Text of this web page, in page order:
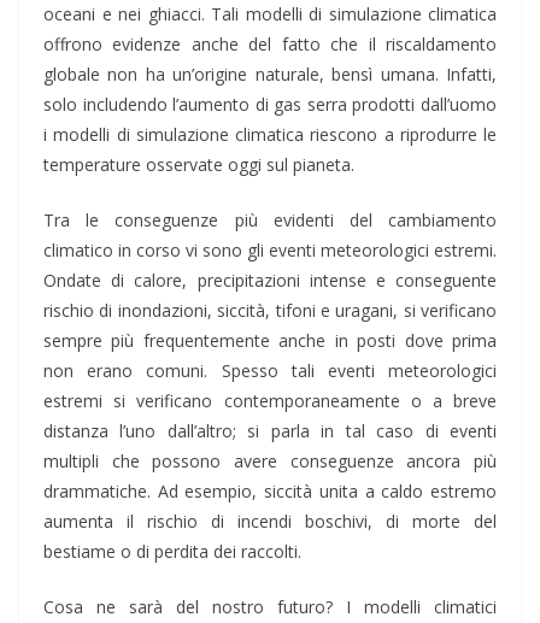
oceani e nei ghiacci. Tali modelli di simulazione climatica
offrono evidenze anche del fatto che il riscaldamento
globale non ha un’origine naturale, bensì umana. Infatti,
solo includendo l’aumento di gas serra prodotti dall’uomo
i modelli di simulazione climatica riescono a riprodurre le
temperature osservate oggi sul pianeta.
Tra le conseguenze più evidenti del cambiamento
climatico in corso vi sono gli eventi meteorologici estremi.
Ondate di calore, precipitazioni intense e conseguente
rischio di inondazioni, siccità, tifoni e uragani, si verificano
sempre più frequentemente anche in posti dove prima
non erano comuni. Spesso tali eventi meteorologici
estremi si verificano contemporaneamente o a breve
distanza l’uno dall’altro; si parla in tal caso di eventi
multipli che possono avere conseguenze ancora più
drammatiche. Ad esempio, siccità unita a caldo estremo
aumenta il rischio di incendi boschivi, di morte del
bestiame o di perdita dei raccolti.
Cosa ne sarà del nostro futuro? I modelli climatici